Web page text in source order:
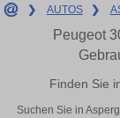
❯ AUTOS ❯
Peugeot
Finden Sie
Suchen Sie in